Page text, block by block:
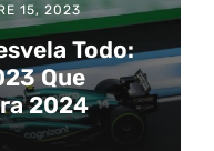
15, 2023
Todo:
Que
2024